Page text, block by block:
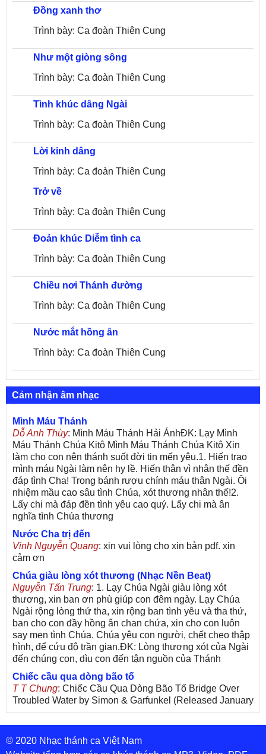
Đồng xanh thơ
Trình bày: Ca đoàn Thiên Cung
Như một giòng sông
Trình bày: Ca đoàn Thiên Cung
Tình khúc dâng Ngài
Trình bày: Ca đoàn Thiên Cung
Lời kinh dâng
Trình bày: Ca đoàn Thiên Cung
Trở về
Trình bày: Ca đoàn Thiên Cung
Đoản khúc Diễm tình ca
Trình bày: Ca đoàn Thiên Cung
Chiều nơi Thánh đường
Trình bày: Ca đoàn Thiên Cung
Nước mắt hồng ân
Trình bày: Ca đoàn Thiên Cung
Cảm nhận âm nhạc
Mình Máu Thánh
Dỗ Anh Thùy: Mình Máu Thánh Hải ÁnhĐK: Lạy Mình
Máu Thánh Chúa Kitô Mình Máu Thánh Chúa Kitô Xin
làm cho con nên thánh suốt đời tin mến yêu.1. Hiến trao
mình máu Ngài làm nên hy lề. Hiến thân vì nhân thế đền
đáp tình Cha! Trong bánh rượu chính máu thân Ngài. Ôi
nhiệm mầu cao sâu tình Chúa, xót thương nhân thế!2.
Lấy chi mà đáp đền tình yêu cao quý. Lấy chi mà ân
nghĩa tình Chúa thương
Nước Cha trị đến
Vinh Nguyễn Quang: xin vui lòng cho xin bản pdf. xin
cảm ơn
Chúa giàu lòng xót thương (Nhạc Nền Beat)
Nguyễn Tấn Trung: 1. Lạy Chúa Ngài giàu lòng xót
thương, xin ban ơn phù giúp con đêm ngày. Lạy Chúa
Ngài rộng lòng thứ tha, xin rộng ban tình yêu và tha thứ,
ban cho con đầy hồng ân chan chứa, xin cho con luôn
say men tình Chúa. Chúa yêu con người, chết cheo thập
hình, để cứu độ trần gian.ĐK: Lòng thương xót của Ngài
đến chúng con, dìu con đến tận nguồn của Thánh
Chiếc cầu qua dòng bão tố
T T Chung: Chiếc Cầu Qua Dòng Bão Tố Bridge Over
Troubled Water by Simon & Garfunkel (Released January
26, 1970) Lời Việt: Nhạc Sĩ Vũ Đức Nghiêm Trình Bày:
Chung Tử Lưu
De Colores! (Lời Việt)
© 2020 Nhạc thánh ca Việt Nam